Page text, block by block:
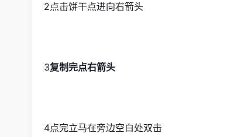
2点击饼干点进向右箭头
3复制完点右箭头
4点完立马在旁边空白处双击